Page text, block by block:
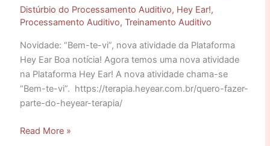
Distúrbio do Processamento Auditivo, Hey Ear!,
Processamento Auditivo, Treinamento Auditivo
Novidade: “Bem-te-vi”, nova atividade da Plataforma
Hey Ear Boa notícia! Agora temos uma nova atividade
na Plataforma Hey Ear! A nova atividade chama-se
“Bem-te-vi”. https://terapia.heyear.com.br/quero-fazer-
parte-do-heyear-terapia/
Read More »